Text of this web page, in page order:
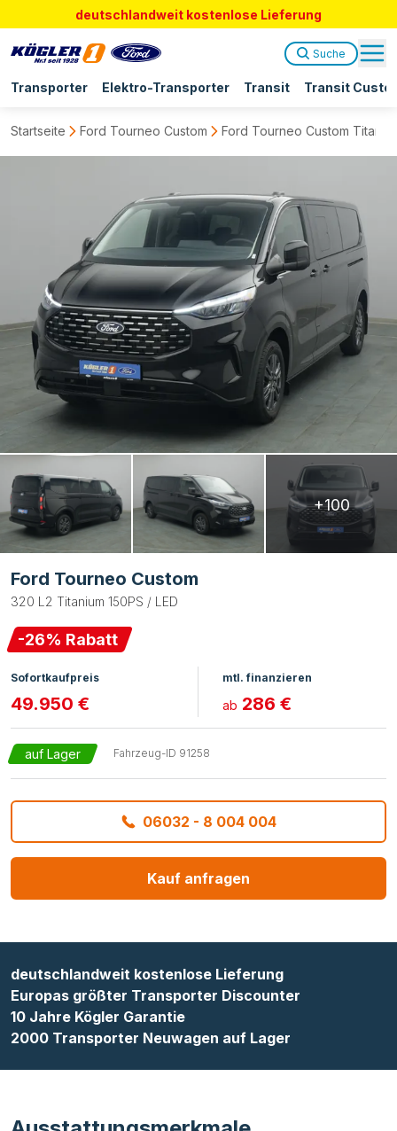
deutschlandweit kostenlose Lieferung
Transporter Elektro-Transporter Transit Transit
Suche
Startseite Ford Tourneo Custom Ford Tourneo Custom
+100
Ford Tourneo Custom
320 L2 Titanium 150PS / LED
-26% Rabatt
Sofortkaufpreis
49.950 €
mtl. finanzieren
ab 286 €
auf Lager Fahrzeug-ID 91258
06032 - 8 004 004
Kauf anfragen
deutschlandweit kostenlose Lieferung
Europas größter Transporter Discounter
10 Jahre Kögler Garantie
2000 Transporter Neuwagen auf Lager